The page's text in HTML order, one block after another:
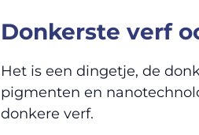
Donkerste verf
Het is een dingetje, de
pigmenten en
donkere verf.